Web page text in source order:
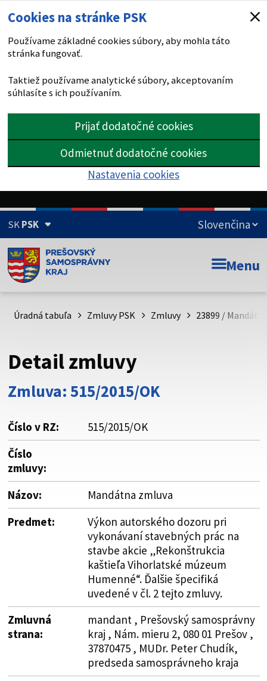
Cookies na stránke PSK
Používame základné cookies súbory, aby mohla táto
stránka fungovať.
Taktiež používame analytické súbory, akceptovaním
súhlasíte s ich používaním.
Prijať dodatočné cookies
Odmietnuť dodatočné cookies
Nastavenia cookies
SKPSK
Doména psk.sk je oficiálna
Toto je oficiálna webová stránka Prešovského
psk.sk.
Buďte pozorní a vždy sa uistite, že zdieľate informácie iba
cez zabezpečenú webovú stránku. Zabezpečená stránka
vždy začína https:// pred názvom domény webového sídla.
Menu
Úradná tabuľa Zmluvy PSK Zmluvy 23899 /
Detail zmluvy
Zmluva: 515/2015/OK
Číslo v RZ:
515/2015/OK
Číslo
zmluvy:
Názov:
Mandátna zmluva
Predmet:
Výkon autorského dozoru pri
vykonávaní stavebných prác na
stavbe akcie „Rekonštrukcia
kaštieľa Vihorlatské múzeum
Humenné“. Ďalšie špecifiká
uvedené v čl. 2 tejto zmluvy.
Zmluvná
strana:
mandant , Prešovský samosprávny
kraj , Nám. mieru 2, 080 01 Prešov ,
37870475 , MUDr. Peter Chudík,
predseda samosprávneho kraja